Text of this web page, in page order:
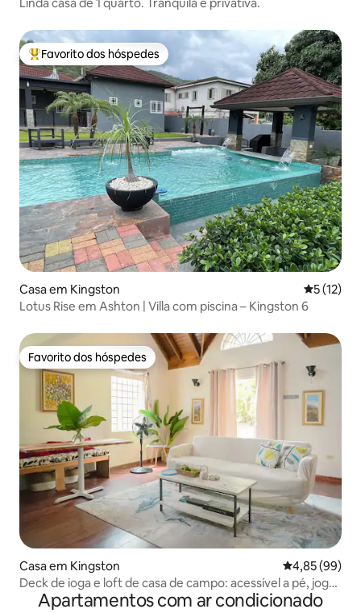
Favoritos dos hóspedes mais apreciados
Favorito dos hóspedes
Casa em Kingston
5 (12)
Lotus Rise em Ashton | Villa com piscina – Kingston 6
Favorito dos hóspedes
Favorito dos hóspedes
Casa em Kingston Classificação
4,85 (99)
Deck de ioga e loft de casa de campo: acessível a pé, jogos
e muito mais
Apartamentos com ar condicionado